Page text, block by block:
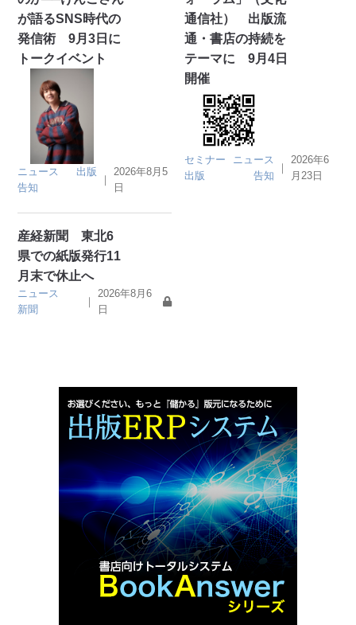
が語るSNS時代の
発信術 9月3日に
トークイベント
ニュース
出版
告知
｜
2026年8月5
日
通信社） 出版流
通・書店の持続を
テーマに 9月4日
開催
セミナー
ニュース
出版
告知
｜
2026年6
月23日
産経新聞 東北6
県での紙版発行11
月末で休止へ
ニュース
新聞
｜
2026年8月6
日